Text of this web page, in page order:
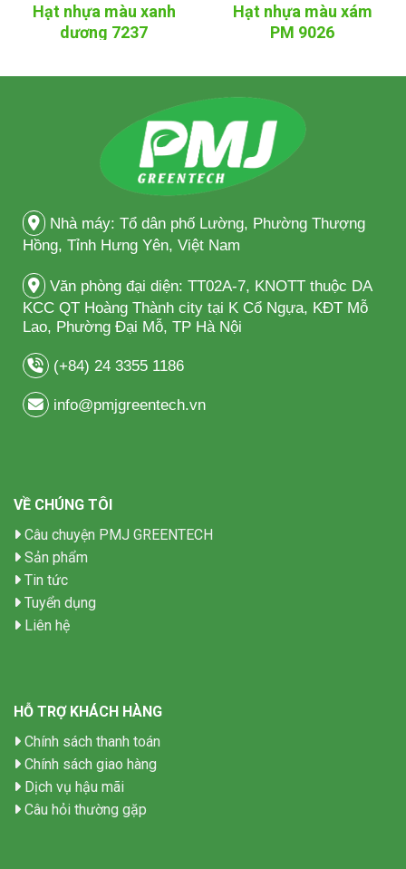
Hạt nhựa màu xanh
dương 7237
Hạt nhựa màu xám
PM 9026
Nhà máy: Tổ dân phố Lường, Phường Thượng
Hồng, Tỉnh Hưng Yên, Việt Nam
Văn phòng đại diện: TT02A-7, KNOTT thuộc DA
KCC QT Hoàng Thành city tại K Cổ Ngựa, KĐT Mỗ
Lao, Phường Đại Mỗ, TP Hà Nội
(+84) 24 3355 1186
info@pmjgreentech.vn
VỀ CHÚNG TÔI
Câu chuyện PMJ GREENTECH
Sản phẩm
Tin tức
Tuyển dụng
Liên hệ
HỖ TRỢ KHÁCH HÀNG
Chính sách thanh toán
Chính sách giao hàng
Dịch vụ hậu mãi
Câu hỏi thường gặp